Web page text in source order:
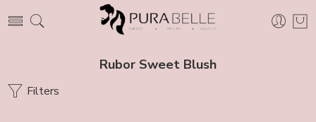
Rubor Sweet Blush
Filters